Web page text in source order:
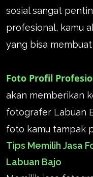
sosial sangat
profesional, kamu
yang bisa
Foto Profil
akan memberikan
fotografer Labuan
foto kamu tampak
Tips Memilih Jasa
Labuan Bajo